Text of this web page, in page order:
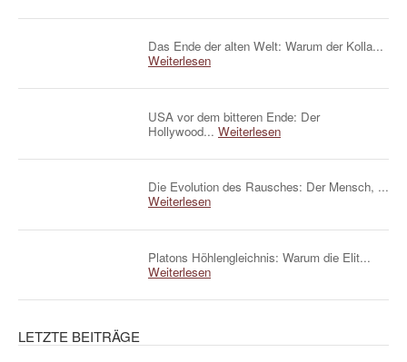
Das Ende der alten Welt: Warum der Kolla...
Weiterlesen
USA vor dem bitteren Ende: Der
Hollywood... Weiterlesen
Die Evolution des Rausches: Der Mensch, ...
Weiterlesen
Platons Höhlengleichnis: Warum die Elit...
Weiterlesen
LETZTE BEITRÄGE